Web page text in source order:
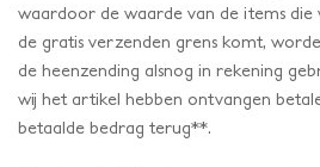
waardoor de waarde van de items
de gratis verzenden grens komt,
de heenzending alsnog in rekening
wij het artikel hebben ontvangen
betaalde bedrag terug**.